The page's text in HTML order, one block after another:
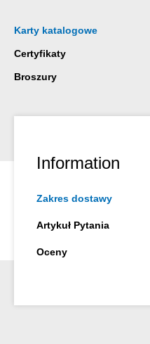
Karty katalogowe
Certyfikaty
Broszury
Information
Zakres dostawy
Artykuł Pytania
Oceny